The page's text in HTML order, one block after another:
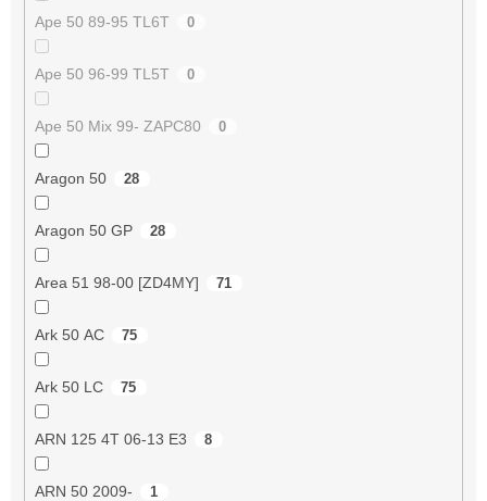
Ape 50 89-95 TL6T 0
Ape 50 96-99 TL5T 0
Ape 50 Mix 99- ZAPC80 0
Aragon 50 28
Aragon 50 GP 28
Area 51 98-00 [ZD4MY] 71
Ark 50 AC 75
Ark 50 LC 75
ARN 125 4T 06-13 E3 8
ARN 50 2009- 1